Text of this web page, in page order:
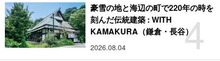
4
豪雪の地と海辺の町で220年の時を
刻んだ伝統建築 : WITH
KAMAKURA（鎌倉・長谷）
2026.08.04